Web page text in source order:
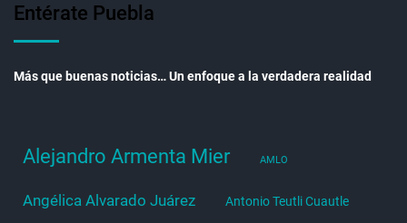
Entérate Puebla
Más que buenas noticias… Un enfoque a la verdadera realidad
Alejandro Armenta Mier AMLO
Angélica Alvarado Juárez Antonio Teutli Cuautle